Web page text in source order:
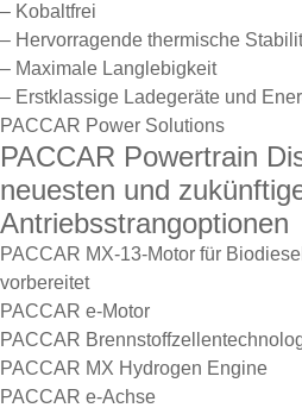
– Kobaltfrei
– Hervorragende thermische
– Maximale Langlebigkeit
– Erstklassige Ladegeräte und
PACCAR Power Solutions
PACCAR Powertrain
neuesten und
Antriebsstrangoptionen
PACCAR MX-13-Motor für
vorbereitet
PACCAR e-Motor
PACCAR
PACCAR MX Hydrogen Engine
PACCAR e-Achse